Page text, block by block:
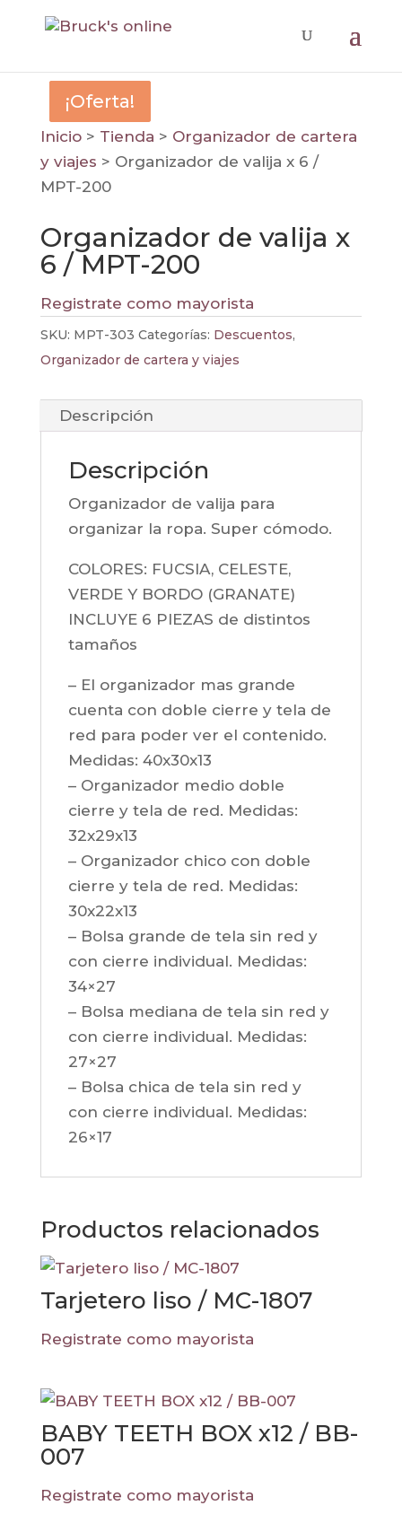
Inicio > Tienda > Organizador de cartera
y viajes > Organizador de valija x 6 /
MPT-200
¡Oferta!
Organizador de valija x
6 / MPT-200
Registrate como mayorista
SKU: MPT-303 Categorías: Descuentos,
Organizador de cartera y viajes
Descripción
Descripción
Organizador de valija para
organizar la ropa. Super cómodo.
COLORES: FUCSIA, CELESTE,
VERDE Y BORDO (GRANATE)
INCLUYE 6 PIEZAS de distintos
tamaños
– El organizador mas grande
cuenta con doble cierre y tela de
red para poder ver el contenido.
Medidas: 40x30x13
– Organizador medio doble
cierre y tela de red. Medidas:
32x29x13
– Organizador chico con doble
cierre y tela de red. Medidas:
30x22x13
– Bolsa grande de tela sin red y
con cierre individual. Medidas:
34×27
– Bolsa mediana de tela sin red y
con cierre individual. Medidas:
27×27
– Bolsa chica de tela sin red y
con cierre individual. Medidas:
26×17
Productos relacionados
Tarjetero liso / MC-1807
Registrate como mayorista
¡Oferta!
BABY TEETH BOX x12 / BB-
007
Registrate como mayorista
¡Oferta!